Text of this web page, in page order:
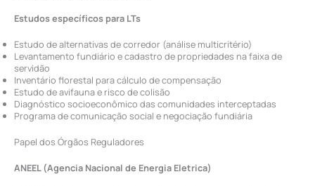
Estudos específicos para LTs
Estudo de alternativas de corredor (análise multicritério)
Levantamento fundiário e cadastro de propriedades na faixa de
servidão
Inventário florestal para cálculo de compensação
Estudo de avifauna e risco de colisão
Diagnóstico socioeconômico das comunidades interceptadas
Programa de comunicação social e negociação fundiária
Papel dos Órgãos Reguladores
ANEEL (Agencia Nacional de Energia Eletrica)